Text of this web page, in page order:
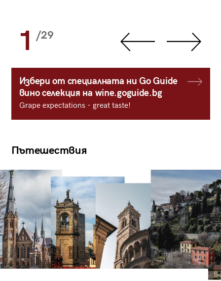
1 /29
Избери от специалната ни Go Guide
вино селекция на wine.goguide.bg
Grape expectations - great taste!
Пътешествия